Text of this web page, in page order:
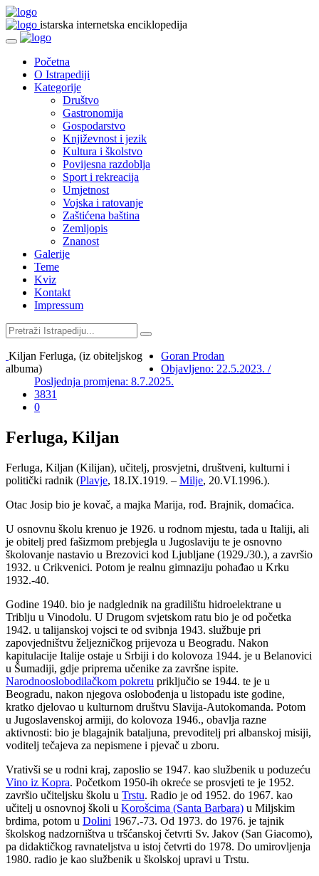
istarska internetska enciklopedija
Početna
O Istrapediji
Kategorije
Društvo
Gastronomija
Gospodarstvo
Književnost i jezik
Kultura i školstvo
Povijesna razdoblja
Sport i rekreacija
Umjetnost
Vojska i ratovanje
Zaštićena baština
Zemljopis
Znanost
Galerije
Teme
Kviz
Kontakt
Impressum
Kiljan Ferluga, (iz obiteljskog
albuma)
Goran Prodan
Objavljeno: 22.5.2023. /
Posljednja promjena: 8.7.2025.
3831
0
Ferluga, Kiljan
Ferluga, Kiljan (Kilijan), učitelj, prosvjetni, društveni, kulturni i
politički radnik (Plavje, 18.IX.1919. – Milje, 20.VI.1996.).
Otac Josip bio je kovač, a majka Marija, rođ. Brajnik, domaćica.
U osnovnu školu krenuo je 1926. u rodnom mjestu, tada u Italiji, ali
je obitelj pred fašizmom prebjegla u Jugoslaviju te je osnovno
školovanje nastavio u Brezovici kod Ljubljane (1929./30.), a završio
1932. u Crikvenici. Potom je realnu gimnaziju pohađao u Krku
1932.-40.
Godine 1940. bio je nadglednik na gradilištu hidroelektrane u
Triblju u Vinodolu. U Drugom svjetskom ratu bio je od početka
1942. u talijanskoj vojsci te od svibnja 1943. službuje pri
zapovjedništvu željezničkog prijevoza u Beogradu. Nakon
kapitulacije Italije ostaje u Srbiji i do kolovoza 1944. je u Belanovici
u Šumadiji, gdje priprema učenike za završne ispite.
Narodnooslobodilačkom pokretu priključio se 1944. te je u
Beogradu, nakon njegova oslobođenja u listopadu iste godine,
kratko djelovao u kulturnom društvu Slavija-Autokomanda. Potom
u Jugoslavenskoj armiji, do kolovoza 1946., obavlja razne
aktivnosti: bio je blagajnik bataljuna, prevoditelj pri albanskoj misiji,
voditelj tečajeva za nepismene i pjevač u zboru.
Vrativši se u rodni kraj, zaposlio se 1947. kao službenik u poduzeću
Vino iz Kopra. Početkom 1950-ih okreće se prosvjeti te je 1952.
završio učiteljsku školu u Trstu. Radio je od 1952. do 1967. kao
učitelj u osnovnoj školi u Korošcima (Santa Barbara) u Miljskim
brdima, potom u Dolini 1967.-73. Od 1973. do 1976. je tajnik
školskog nadzorništva u tršćanskoj četvrti Sv. Jakov (San Giacomo),
pa didaktičkog ravnateljstva u istoj četvrti do 1978. Do umirovljenja
1980. radio je kao službenik u školskoj upravi u Trstu.